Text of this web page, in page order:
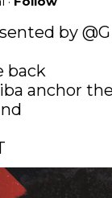
by
back
anchor